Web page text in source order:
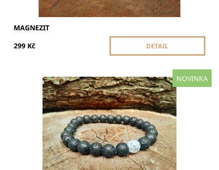
MAGNEZIT
299 Kč
DETAIL
NOVINKA
Náramek pro harmonii, ochranu a vitalitu. Křišťál pukaný
a Láva posiluje soustředění, potlačuje stres a pomáhá
zůstat vnitřně vyrovnaný.
Dostupnost:
Skladem